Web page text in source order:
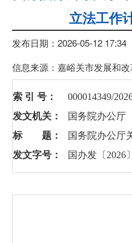
立法工作
发布日期：2026-05-12 17:34
信息来源：嘉峪关市发展和
索 引 号：
000014349/
发文机关：
国务院办公厅
标 题：
国务院办公厅
发文字号：
国办发〔2026